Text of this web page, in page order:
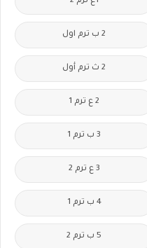
2 ب ترم اول
2 ث ترم أول
2 ع ترم 1
3 ب ترم 1
3 ع ترم 2
4 ب ترم 1
5 ب ترم 2